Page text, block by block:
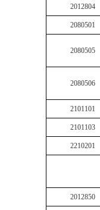
2012804
2080501
2080505
2080506
2101101
2101103
2210201
2012850